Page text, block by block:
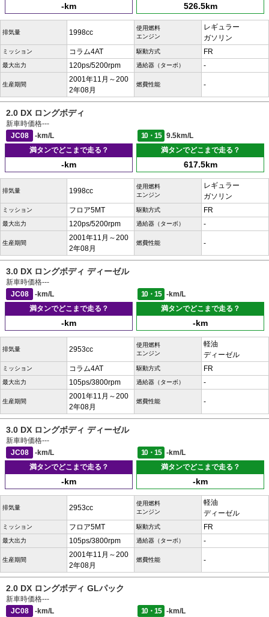
-km 526.5km
排気量 1998cc
使用燃料
エンジン
レギュラー
ガソリン
ミッション コラム4AT 駆動方式 FR
最大出力 120ps/5200rpm 過給器（ターボ） -
生産期間
2001年11月～200
2年08月
燃費性能 -
2.0 DX ロングボディ
新車時価格---
JC08
-km/L 10・15
9.5km/L
満タンでどこまで走る？
-km
満タンでどこまで走る？
617.5km
排気量 1998cc
使用燃料
エンジン
レギュラー
ガソリン
ミッション フロア5MT 駆動方式 FR
最大出力 120ps/5200rpm 過給器（ターボ） -
生産期間
2001年11月～200
2年08月
燃費性能 -
3.0 DX ロングボディ ディーゼル
新車時価格---
JC08
-km/L 10・15
-km/L
満タンでどこまで走る？
-km
満タンでどこまで走る？
-km
排気量 2953cc
使用燃料
エンジン
軽油
ディーゼル
ミッション コラム4AT 駆動方式 FR
最大出力 105ps/3800rpm 過給器（ターボ） -
生産期間
2001年11月～200
2年08月
燃費性能 -
3.0 DX ロングボディ ディーゼル
新車時価格---
JC08
-km/L 10・15
-km/L
満タンでどこまで走る？
-km
満タンでどこまで走る？
-km
排気量 2953cc
使用燃料
エンジン
軽油
ディーゼル
ミッション フロア5MT 駆動方式 FR
最大出力 105ps/3800rpm 過給器（ターボ） -
生産期間
2001年11月～200
2年08月
燃費性能 -
2.0 DX ロングボディ GLパック
新車時価格---
JC08
-km/L 10・15
-km/L